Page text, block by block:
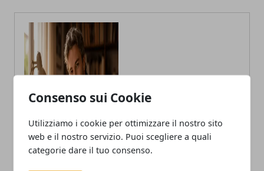
Consenso sui Cookie
Utilizziamo i cookie per ottimizzare il nostro sito
web e il nostro servizio. Puoi scegliere a quali
categorie dare il tuo consenso.
Claudio Banfi
passione notizie dal mondo della
ultime novità dal mondo.